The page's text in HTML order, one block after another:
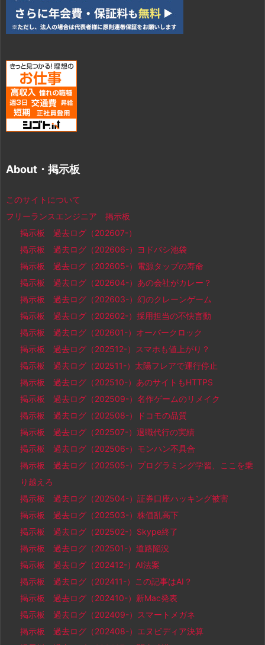
About・掲示板
このサイトについて
フリーランスエンジニア 掲示板
掲示板 過去ログ（202607-）
掲示板 過去ログ（202606-）ヨドバシ池袋
掲示板 過去ログ（202605-）電源タップの寿命
掲示板 過去ログ（202604-）あの会社がカレー？
掲示板 過去ログ（202603-）幻のクレーンゲーム
掲示板 過去ログ（202602-）採用担当の不快言動
掲示板 過去ログ（202601-）オーバークロック
掲示板 過去ログ（202512-）スマホも値上がり？
掲示板 過去ログ（202511-）太陽フレアで運行停止
掲示板 過去ログ（202510-）あのサイトもHTTPS
掲示板 過去ログ（202509-）名作ゲームのリメイク
掲示板 過去ログ（202508-）ドコモの品質
掲示板 過去ログ（202507-）退職代行の実績
掲示板 過去ログ（202506-）モンハン不具合
掲示板 過去ログ（202505-）プログラミング学習、ここを乗
り越えろ
掲示板 過去ログ（202504-）証券口座ハッキング被害
掲示板 過去ログ（202503-）株価乱高下
掲示板 過去ログ（202502-）Skype終了
掲示板 過去ログ（202501-）道路陥没
掲示板 過去ログ（202412-）AI法案
掲示板 過去ログ（202411-）この記事はAI？
掲示板 過去ログ（202410-）新Mac発表
掲示板 過去ログ（202409-）スマートメガネ
掲示板 過去ログ（202408-）エヌビディア決算